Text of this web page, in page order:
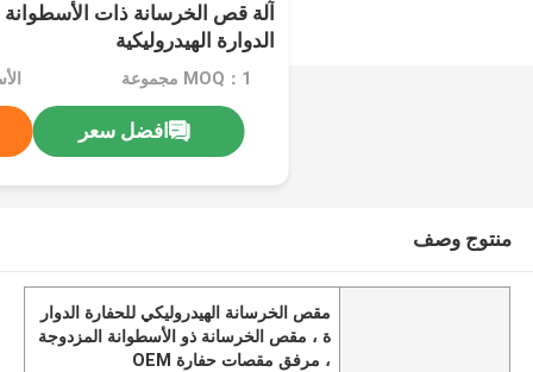
آلة قص الخرسانة ذات الأسطوانة
الدوارة الهيدروليكية
MOQ：1 مجموعة
افضل سعر
منتوج وصف
مقص الخرسانة الهيدروليكي للحفارة الدوار
ة ، مقص الخرسانة ذو الأسطوانة المزدوجة
، مرفق مقصات حفارة OEM